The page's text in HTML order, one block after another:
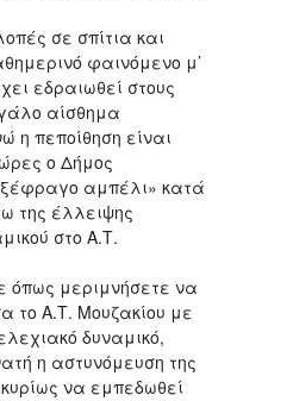
σε σπίτια και
φαινόμενο μ’
εδραιωθεί στους
αίσθημα
πεποίθηση είναι
ο Δήμος
αμπέλι» κατά
της έλλειψης
στο Α.Τ.
μεριμνήσετε να
το Α.Τ. Μουζακίου με
δυναμικό,
η αστυνόμευση της
να εμπεδωθεί